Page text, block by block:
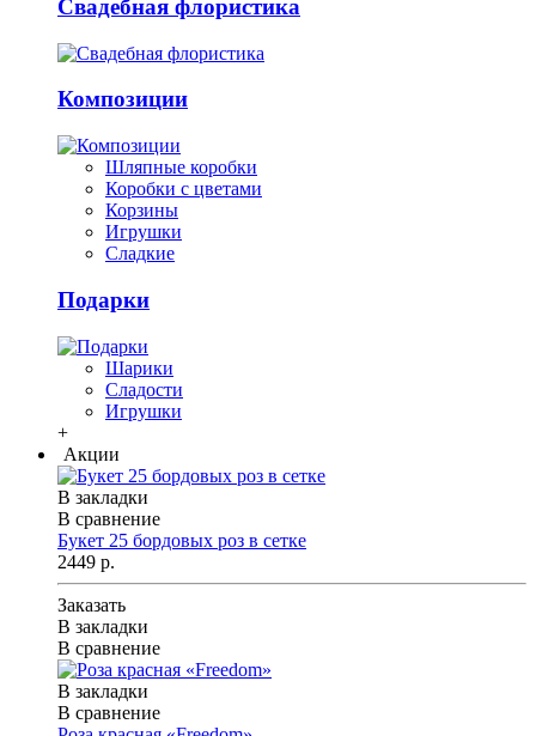
Свадебная флористика
Композиции
Шляпные коробки
Коробки с цветами
Корзины
Игрушки
Сладкие
Подарки
Шарики
Сладости
Игрушки
+
Акции
В закладки
В сравнение
Букет 25 бордовых роз в сетке
2449 р.
Заказать
В закладки
В сравнение
В закладки
В сравнение